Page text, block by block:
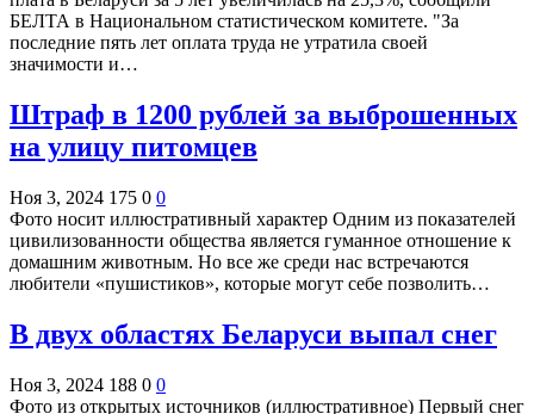
БЕЛТА в Национальном статистическом комитете. "За
последние пять лет оплата труда не утратила своей
значимости и…
Штраф в 1200 рублей за выброшенных
на улицу питомцев
Ноя 3, 2024 175 0 0
Фото носит иллюстративный характер Одним из показателей
цивилизованности общества является гуманное отношение к
домашним животным. Но все же среди нас встречаются
любители «пушистиков», которые могут себе позволить…
В двух областях Беларуси выпал снег
Ноя 3, 2024 188 0 0
Фото из открытых источников (иллюстративное) Первый снег